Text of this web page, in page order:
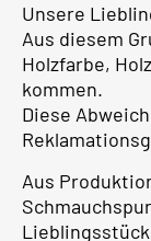
Unsere
Aus diesem
Holzfarbe,
kommen.
Diese
Aus